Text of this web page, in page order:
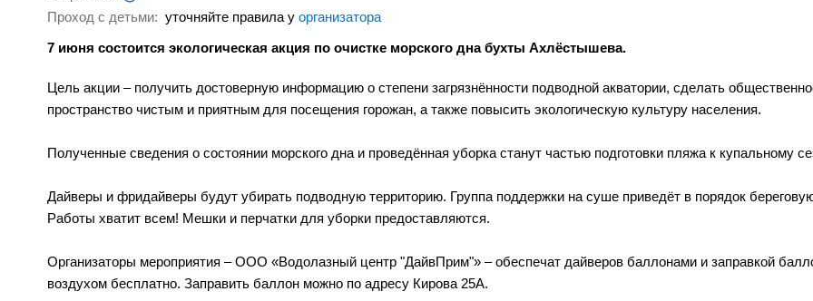
Проход с детьми: уточняйте правила у организатора
7 июня состоится экологическая акция по очистке морского дна бухты Ахлёстышева.
Цель акции – получить достоверную информацию о степени загрязнённости подводной акватории, сделать
пространство чистым и приятным для посещения горожан, а также повысить экологическую культуру населения.
Полученные сведения о состоянии морского дна и проведённая уборка станут частью подготовки пляжа к купальному
Дайверы и фридайверы будут убирать подводную территорию. Группа поддержки на суше приведёт в порядок
Работы хватит всем! Мешки и перчатки для уборки предоставляются.
Организаторы мероприятия – ООО «Водолазный центр "ДайвПрим"» – обеспечат дайверов баллонами и заправкой
воздухом бесплатно. Заправить баллон можно по адресу Кирова 25А.